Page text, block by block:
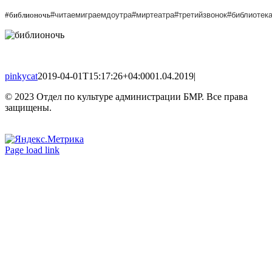
#библионочь
pinkycat2019-04-01T15:17:26+04:0001.04.2019|
© 2023 Отдел по культуре администрации БМР. Все права
защищены.
Вконтакте
Одноклассники
Page load link